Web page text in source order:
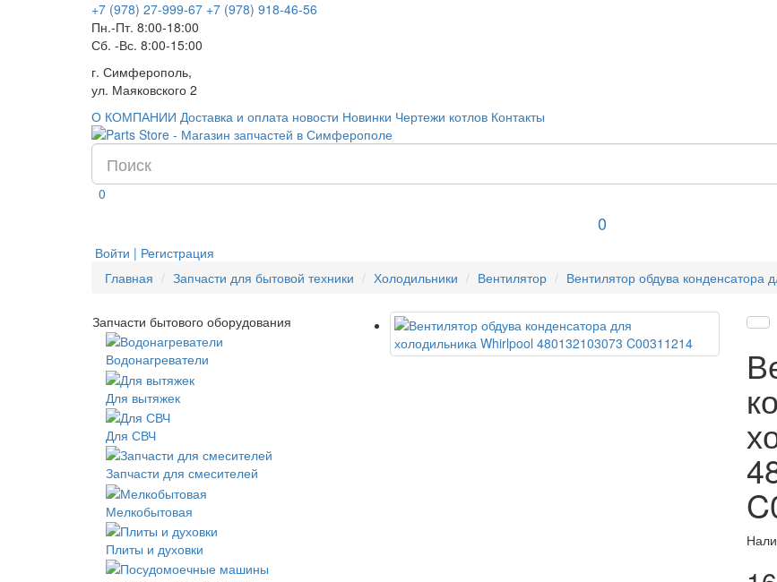
+7 (978) 27-999-67 +7 (978) 918-46-56
Пн.-Пт. 8:00-18:00
Сб. -Вс. 8:00-15:00
г. Симферополь,
ул. Маяковского 2
О КОМПАНИИ Доставка и оплата новости Новинки Чертежи котлов Контакты
0
0
Войти | Регистрация
Главная
Запчасти для бытовой техники Холодильники Вентилятор Вентилятор обдува конденсатора
Запчасти бытового оборудования
Водонагреватели
Для вытяжек
Для СВЧ
Запчасти для смесителей
Мелкобытовая
Плиты и духовки